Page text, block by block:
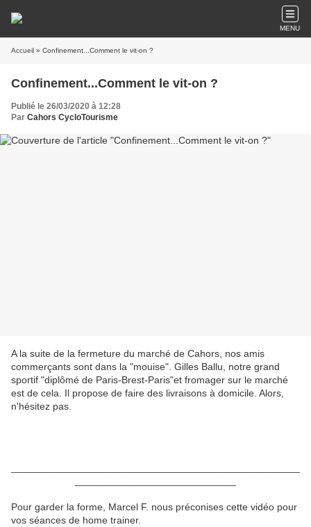
MENU
Accueil » Confinement...Comment le vit-on ?
Confinement...Comment le vit-on ?
Publié le 26/03/2020 à 12:28
Par Cahors CycloTourisme
A la suite de la fermeture du marché de Cahors, nos amis
commerçants sont dans la "mouise". Gilles Ballu, notre grand
sportif "diplômé de Paris-Brest-Paris"et fromager sur le marché
est de cela. Il propose de faire des livraisons à domicile. Alors,
n'hésitez pas.
Pour garder la forme, Marcel F. nous préconises cette vidéo pour
vos séances de home trainer.